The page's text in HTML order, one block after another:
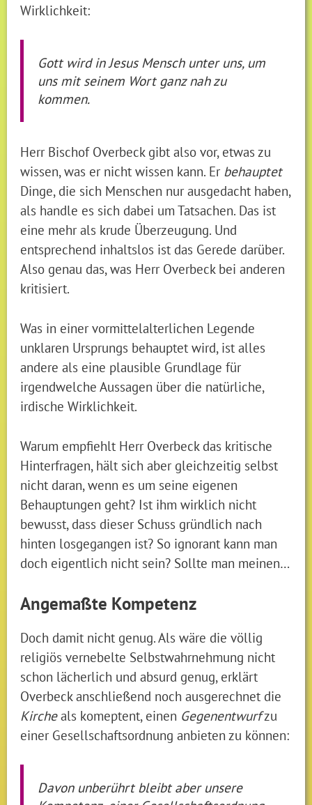
Wirklichkeit:
Gott wird in Jesus Mensch unter uns, um
uns mit seinem Wort ganz nah zu
kommen.
Herr Bischof Overbeck gibt also vor, etwas zu
wissen, was er nicht wissen kann. Er behauptet
Dinge, die sich Menschen nur ausgedacht haben,
als handle es sich dabei um Tatsachen. Das ist
eine mehr als krude Überzeugung. Und
entsprechend inhaltslos ist das Gerede darüber.
Also genau das, was Herr Overbeck bei anderen
kritisiert.
Was in einer vormittelalterlichen Legende
unklaren Ursprungs behauptet wird, ist alles
andere als eine plausible Grundlage für
irgendwelche Aussagen über die natürliche,
irdische Wirklichkeit.
Warum empfiehlt Herr Overbeck das kritische
Hinterfragen, hält sich aber gleichzeitig selbst
nicht daran, wenn es um seine eigenen
Behauptungen geht? Ist ihm wirklich nicht
bewusst, dass dieser Schuss gründlich nach
hinten losgegangen ist? So ignorant kann man
doch eigentlich nicht sein? Sollte man meinen…
Angemaßte Kompetenz
Doch damit nicht genug. Als wäre die völlig
religiös vernebelte Selbstwahrnehmung nicht
schon lächerlich und absurd genug, erklärt
Overbeck anschließend noch ausgerechnet die
Kircheals komeptent, einen Gegenentwurfzu
einer Gesellschaftsordnung anbieten zu können:
Davon unberührt bleibt aber unsere